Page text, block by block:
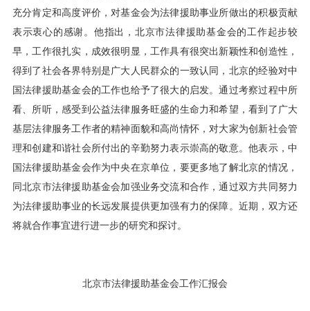
充分肯定和高度评价，对基金会为法律援助事业所做出的积极贡献
表示衷心的感谢。他指出，北京市法律援助基金会的工作起步较
早，工作很扎实，成效很明显，工作具有很突出新颖性和创造性，
得到了社会各界特别是广大人民群众的一致认同，北京的经验对中
国法律援助基金会的工作也给予了很大的启发。通过考察过程中所
看、所听，感受到公益法律服务旺盛的生命力和希望，看到了广大
基层法律服务工作者的精神面貌和高尚情怀，对大家为创新社会管
理和创建和谐社会所付出的辛勤努力表示崇高的敬意。他表示，中
国法律援助基金会作为中央在京单位，要更多地了解北京的情况，
同北京市法律援助基金会加强业务交流和合作，通过双方共同努力
为法律援助事业的长远发展提供更加强有力的保障。近期，双方还
将就合作事宜进行进一步的研究和探讨。
北京市法律援助基金会工作汇报会